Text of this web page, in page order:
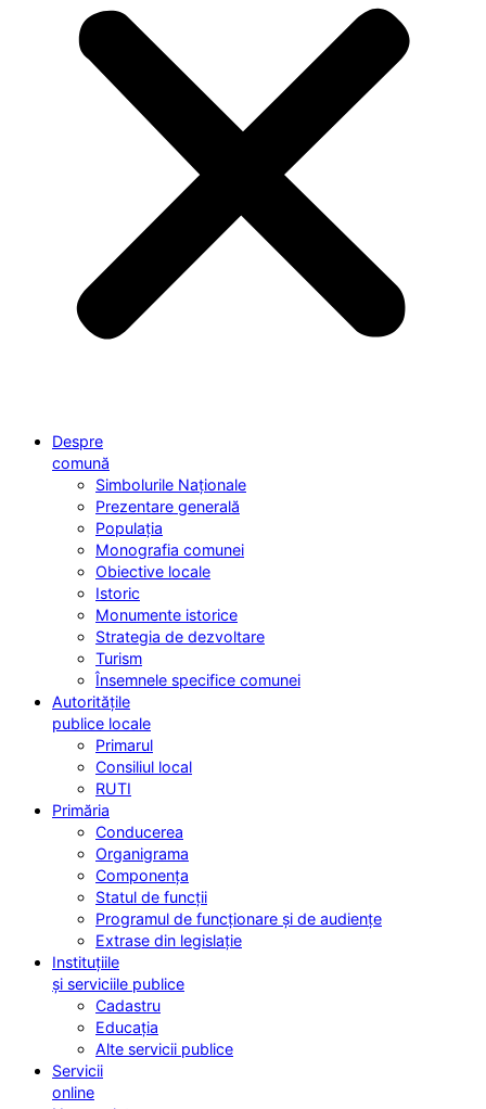
Despre
comună
Simbolurile Naționale
Prezentare generală
Populația
Monografia comunei
Obiective locale
Istoric
Monumente istorice
Strategia de dezvoltare
Turism
Însemnele specifice comunei
Autoritățile
publice locale
Primarul
Consiliul local
RUTI
Primăria
Conducerea
Organigrama
Componența
Statul de funcții
Programul de funcționare și de audiențe
Extrase din legislație
Instituțiile
și serviciile publice
Cadastru
Educația
Alte servicii publice
Servicii
online